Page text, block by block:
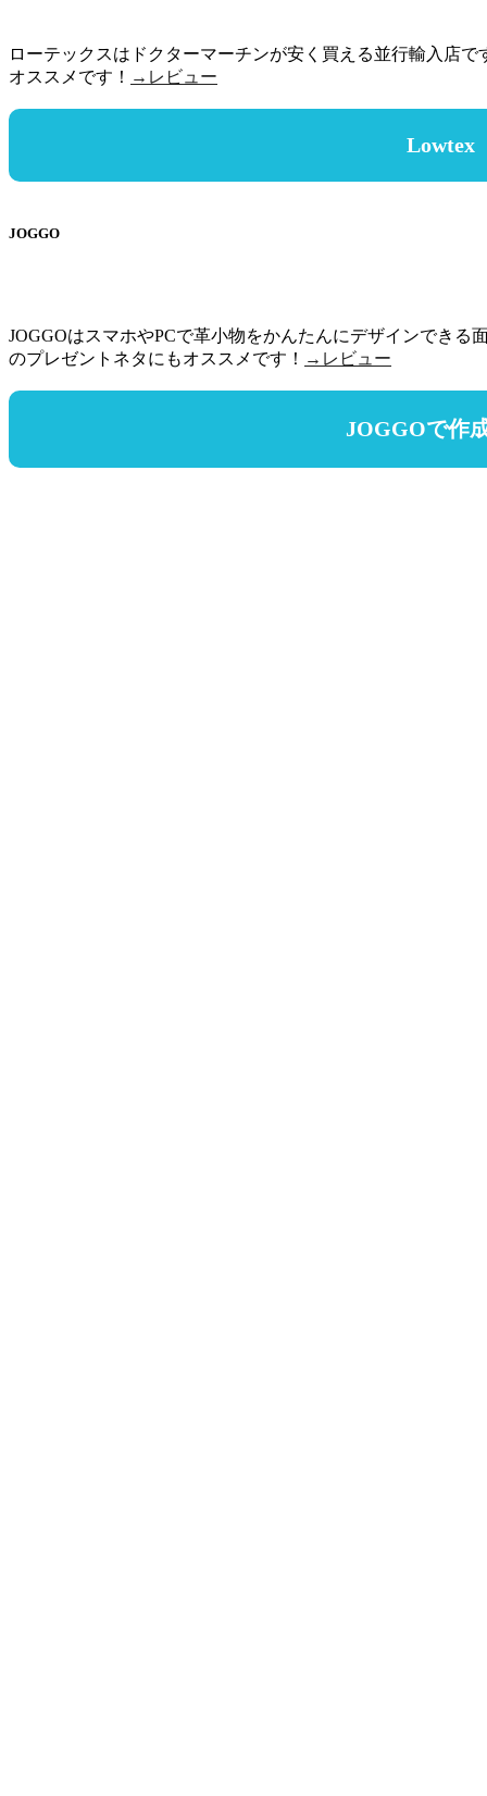
ローテックスはドクターマーチンが安く買える並行輸入店
オススメです！ →レビュー
Lowtex
JOGGO
JOGGOはスマホやPCで革小物をかんたんにデザインできる
のプレゼントネタにもオススメです！ →レビュー
JOGGOで作